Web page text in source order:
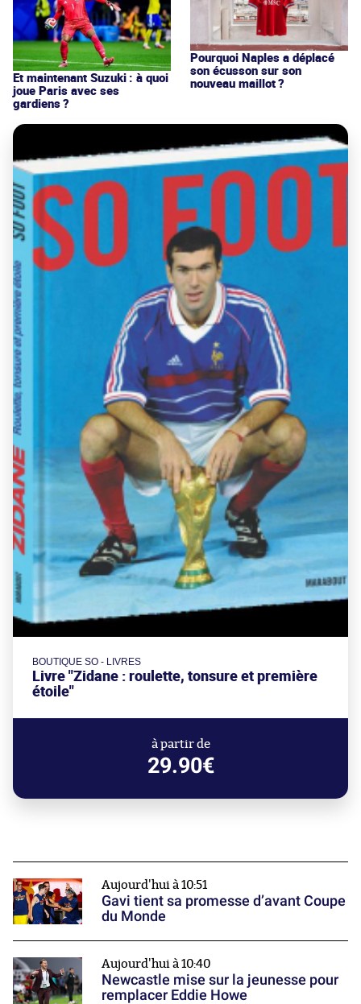
Et maintenant Suzuki : à quoi
joue Paris avec ses
gardiens ?
Pourquoi Naples a déplacé
son écusson sur son
nouveau maillot ?
BOUTIQUE SO - LIVRES
Livre "Zidane : roulette, tonsure et première
étoile"
à partir de
29.90€
Aujourd'hui à 10:51
Gavi tient sa promesse d’avant Coupe
du Monde
Aujourd'hui à 10:40
Newcastle mise sur la jeunesse pour
remplacer Eddie Howe